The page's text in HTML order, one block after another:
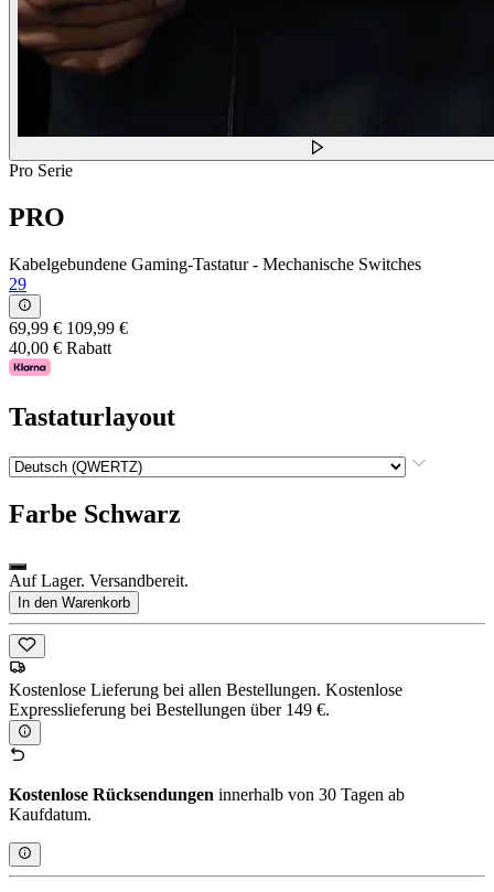
Pro Serie
PRO
Kabelgebundene Gaming-Tastatur - Mechanische Switches
29
69,99 € 109,99 €
40,00 € Rabatt
Tastaturlayout
Farbe Schwarz
Auf Lager. Versandbereit.
In den Warenkorb
Kostenlose Lieferung bei allen Bestellungen. Kostenlose
Expresslieferung bei Bestellungen über 149 €.
Kostenlose Rücksendungen innerhalb von 30 Tagen ab
Kaufdatum.